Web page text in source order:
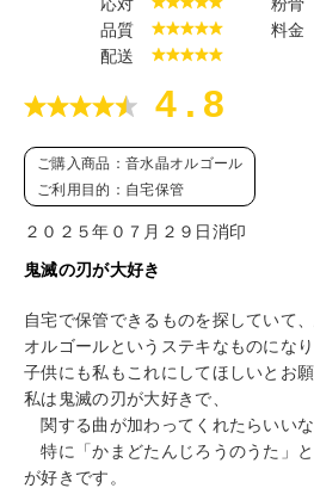
品質
料金
配送
4.8
ご購入商品：音水晶オルゴール
ご利用目的：自宅保管
２０２５年０７月２９日消印
鬼滅の刃が大好き
自宅で保管できるものを探していて
オルゴールというステキなものになり
子供にも私もこれにしてほしいとお願
私は鬼滅の刃が大好きで、
関する曲が加わってくれたらいいな
特に「かまどたんじろうのうた」と
が好きです。